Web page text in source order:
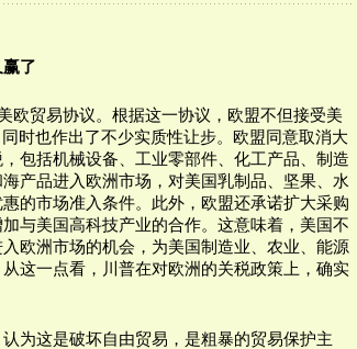
了
欧贸易协议。根据这一协议，欧盟不但接受美
时也作出了不少实质性让步。欧盟同意取消大
包括机械设备、工业零部件、化工产品、制造
产品进入欧洲市场，对美国乳制品、坚果、水
的市场准入条件。此外，欧盟还承诺扩大采购
与美国高科技产业的合作。这意味着，美国不
欧洲市场的机会，为美国制造业、农业、能源
这一点看，川普在对欧洲的关税政策上，确实
为这是破坏自由贸易，是粗暴的贸易保护主